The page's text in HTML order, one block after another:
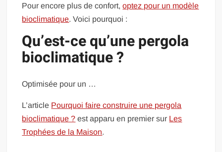
Pour encore plus de confort,optez pour un modèle
bioclimatique. Voici pourquoi :
Qu’est-ce qu’une pergola
bioclimatique ?
Optimisée pour un …
L’article Pourquoi faire construire une pergola
bioclimatique ? est apparu en premier sur Les
Trophées de la Maison.